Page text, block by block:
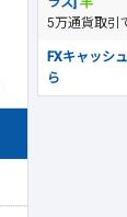
5万通貨取引
FXキャッシ
ら